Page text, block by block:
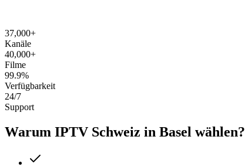
37,000+
Kanäle
40,000+
Filme
99.9%
Verfügbarkeit
24/7
Support
Warum IPTV Schweiz in Basel wählen?